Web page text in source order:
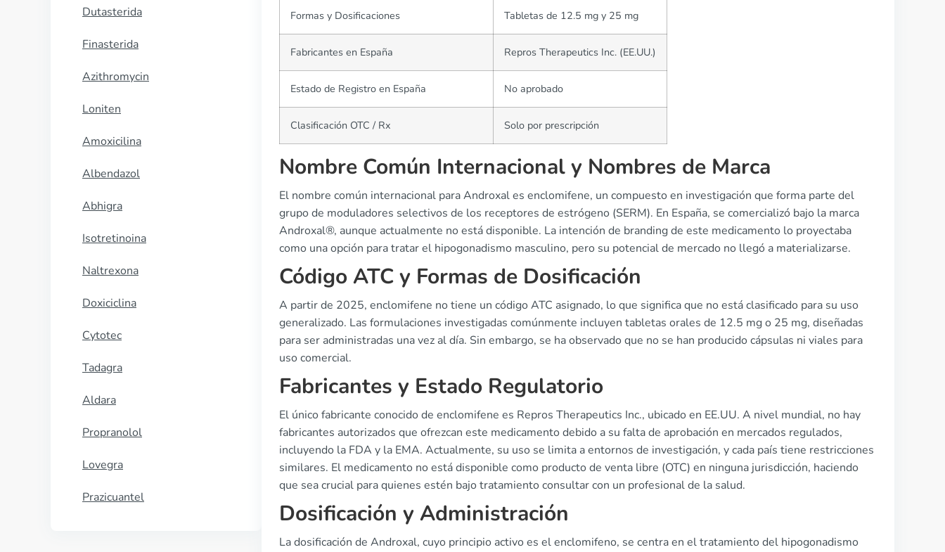
Dutasterida
Finasterida
Azithromycin
Loniten
Amoxicilina
Albendazol
Abhigra
Isotretinoina
Naltrexona
Doxiciclina
Cytotec
Tadagra
Aldara
Propranolol
Lovegra
Prazicuantel
Formas y Dosificaciones Tabletas de 12.5 mg y 25 mg
Fabricantes en España Repros Therapeutics Inc. (EE.UU.)
Estado de Registro en España No aprobado
Clasificación OTC / Rx Solo por prescripción
Nombre Común Internacional y Nombres de Marca
El nombre común internacional para Androxal es enclomifene, un compuesto en investigación que forma parte del
grupo de moduladores selectivos de los receptores de estrógeno (SERM). En España, se comercializó bajo la marca
Androxal®, aunque actualmente no está disponible. La intención de branding de este medicamento lo proyectaba
como una opción para tratar el hipogonadismo masculino, pero su potencial de mercado no llegó a materializarse.
Código ATC y Formas de Dosificación
A partir de 2025, enclomifene no tiene un código ATC asignado, lo que significa que no está clasificado para su uso
generalizado. Las formulaciones investigadas comúnmente incluyen tabletas orales de 12.5 mg o 25 mg, diseñadas
para ser administradas una vez al día. Sin embargo, se ha observado que no se han producido cápsulas ni viales para
uso comercial.
Fabricantes y Estado Regulatorio
El único fabricante conocido de enclomifene es Repros Therapeutics Inc., ubicado en EE.UU. A nivel mundial, no hay
fabricantes autorizados que ofrezcan este medicamento debido a su falta de aprobación en mercados regulados,
incluyendo la FDA y la EMA. Actualmente, su uso se limita a entornos de investigación, y cada país tiene restricciones
similares. El medicamento no está disponible como producto de venta libre (OTC) en ninguna jurisdicción, haciendo
que sea crucial para quienes estén bajo tratamiento consultar con un profesional de la salud.
Dosificación y Administración
La dosificación de Androxal, cuyo principio activo es el enclomifeno, se centra en el tratamiento del hipogonadismo